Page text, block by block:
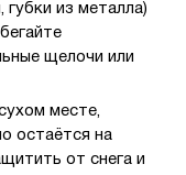
из металла)
щелочи или
месте,
остаётся на
от снега и